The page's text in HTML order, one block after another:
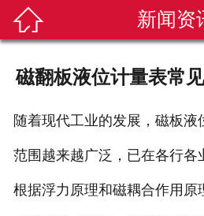
 新闻资
磁翻板液位计量表常
随着现代工业的发展，磁板液
范围越来越广泛，已在各行各
根据浮力原理和磁耦合作用原